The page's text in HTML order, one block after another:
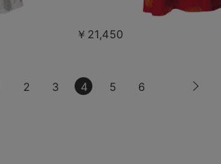
￥21,450
2 3 4 5 6